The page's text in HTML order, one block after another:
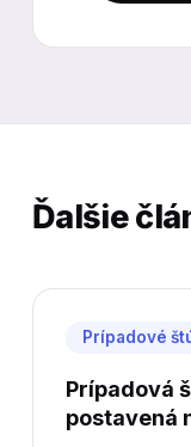
Ďalšie
Prípadové
Prípadová
postavená